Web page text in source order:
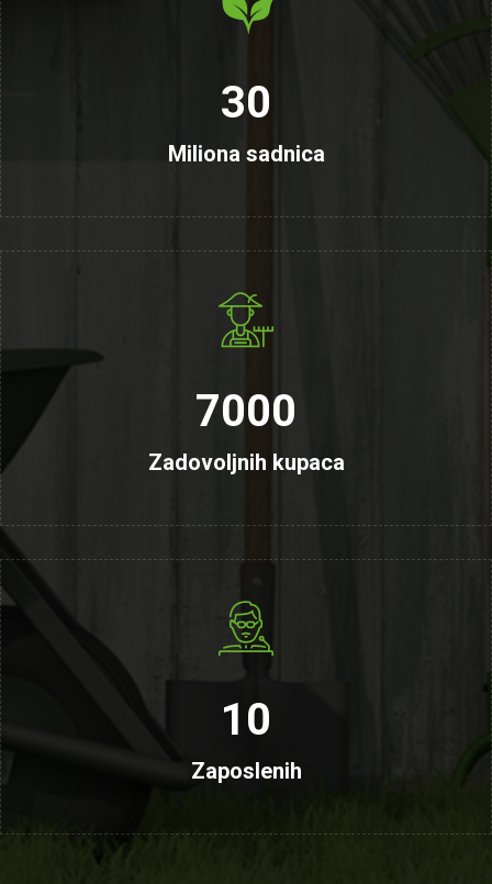
30
Miliona sadnica
7000
Zadovoljnih kupaca
10
Zaposlenih